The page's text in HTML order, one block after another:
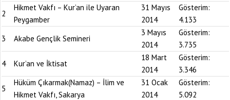
2
Hikmet Vakfı – Kur’an ile Uyaran
Peygamber
31 Mayıs
2014
Gösterim:
4.133
3
Akabe Gençlik Semineri
3 Mayıs
2014
Gösterim:
3.735
4
Kur’an ve İktisat
18 Mart
2014
Gösterim:
3.346
5
Hüküm Çıkarmak(Namaz) – İlim ve
Hikmet Vakfı, Sakarya
31 Ocak
2014
Gösterim:
5.092